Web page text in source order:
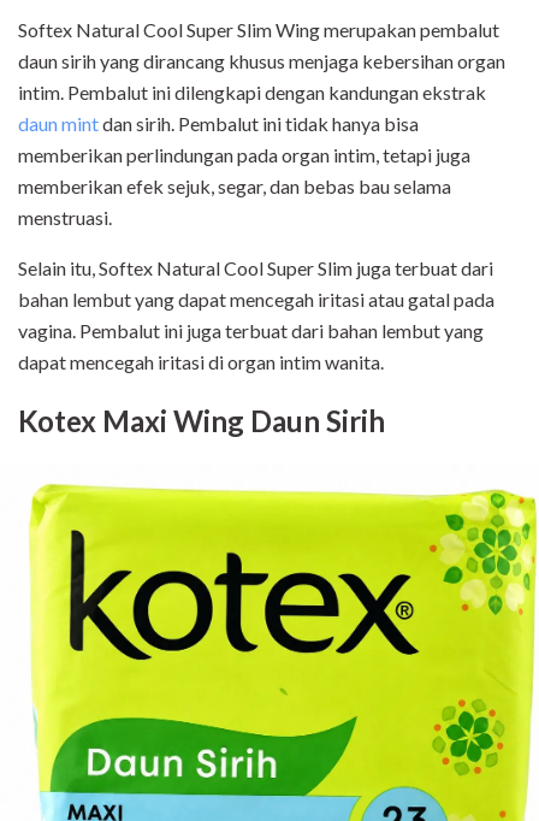
Softex Natural Cool Super Slim Wing merupakan pembalut
daun sirih yang dirancang khusus menjaga kebersihan organ
intim. Pembalut ini dilengkapi dengan kandungan ekstrak
daun mintdan sirih. Pembalut ini tidak hanya bisa
memberikan perlindungan pada organ intim, tetapi juga
memberikan efek sejuk, segar, dan bebas bau selama
menstruasi.
Selain itu, Softex Natural Cool Super Slim juga terbuat dari
bahan lembut yang dapat mencegah iritasi atau gatal pada
vagina. Pembalut ini juga terbuat dari bahan lembut yang
dapat mencegah iritasi di organ intim wanita.
Kotex Maxi Wing Daun Sirih